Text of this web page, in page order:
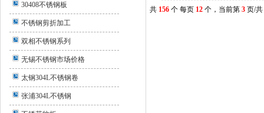
30408不锈钢板
不锈钢剪折加工
双相不锈钢系列
无锡不锈钢市场价格
太钢304L不锈钢卷
张浦304L不锈钢
共 156 个 每页 12 个，当前第 3 页/共